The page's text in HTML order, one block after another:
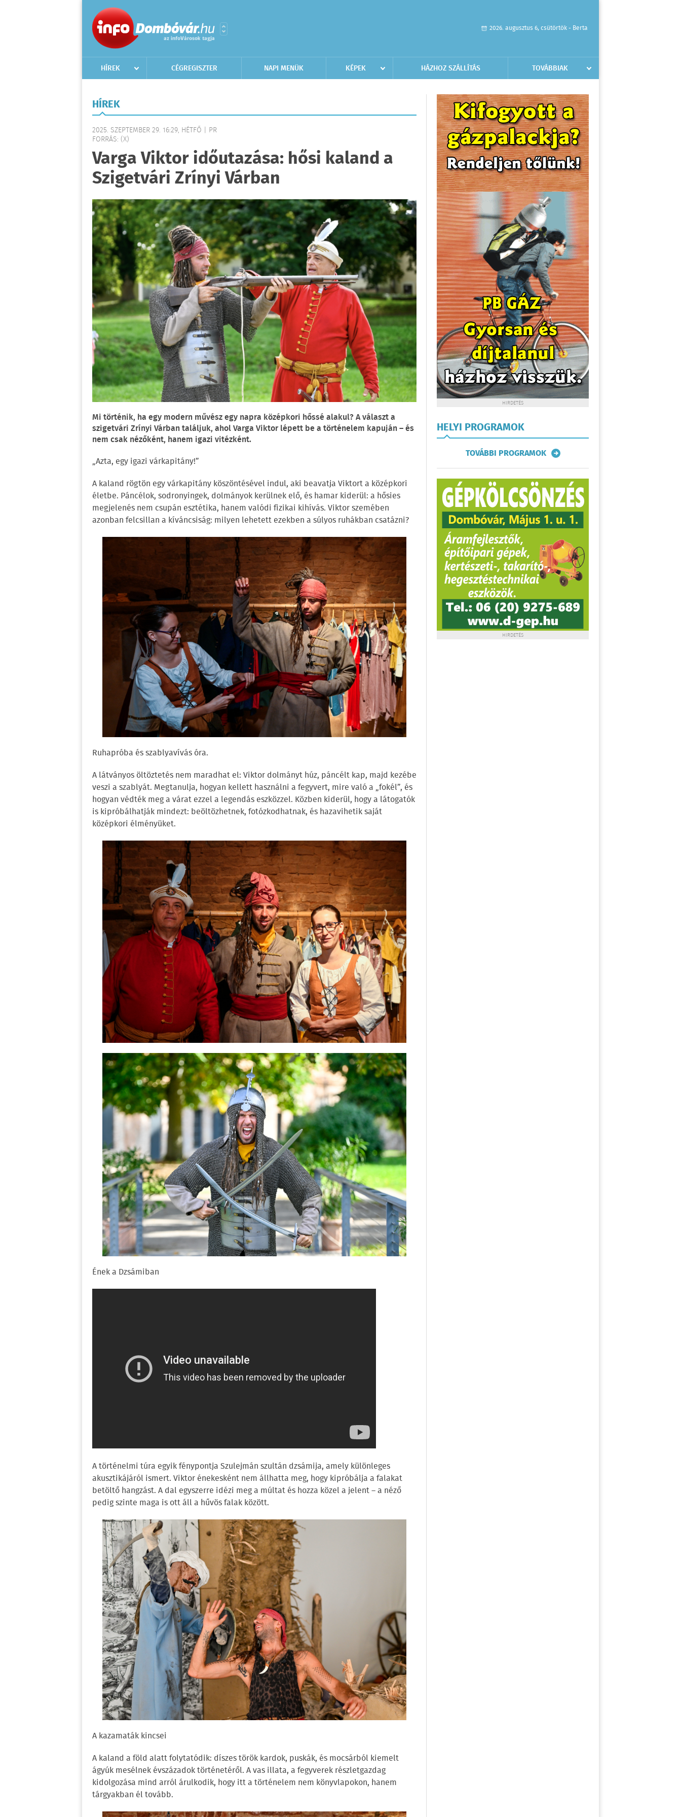
2026. augusztus 6, csütörtök - Berta
HÍREK CÉGREGISZTER NAPI MENÜK KÉPEK HÁZHOZ SZÁLLÍTÁS TOVÁBBIAK
HÍREK
2025. SZEPTEMBER 29. 16:29, HÉTFŐ | PR
FORRÁS: (X)
Varga Viktor időutazása: hősi kaland a
Szigetvári Zrínyi Várban
Mi történik, ha egy modern művész egy napra középkori hőssé alakul? A választ a
szigetvári Zrínyi Várban találjuk, ahol Varga Viktor lépett be a történelem kapuján – és
nem csak nézőként, hanem igazi vitézként.
„Azta, egy igazi várkapitány!”
A kaland rögtön egy várkapitány köszöntésével indul, aki beavatja Viktort a középkori
életbe. Páncélok, sodronyingek, dolmányok kerülnek elő, és hamar kiderül: a hősies
megjelenés nem csupán esztétika, hanem valódi fizikai kihívás. Viktor szemében
azonban felcsillan a kíváncsiság: milyen lehetett ezekben a súlyos ruhákban csatázni?
Ruhapróba és szablyavívás óra.
A látványos öltöztetés nem maradhat el: Viktor dolmányt húz, páncélt kap, majd kezébe
veszi a szablyát. Megtanulja, hogyan kellett használni a fegyvert, mire való a „fokél”, és
hogyan védték meg a várat ezzel a legendás eszközzel. Közben kiderül, hogy a látogatók
is kipróbálhatják mindezt: beöltözhetnek, fotózkodhatnak, és hazavihetik saját
középkori élményüket.
Ének a Dzsámiban
A történelmi túra egyik fénypontja Szulejmán szultán dzsámija, amely különleges
akusztikájáról ismert. Viktor énekesként nem állhatta meg, hogy kipróbálja a falakat
betöltő hangzást. A dal egyszerre idézi meg a múltat és hozza közel a jelent – a néző
pedig szinte maga is ott áll a hűvös falak között.
A kazamaták kincsei
A kaland a föld alatt folytatódik: díszes török kardok, puskák, és mocsárból kiemelt
ágyúk mesélnek évszázadok történetéről. A vas illata, a fegyverek részletgazdag
kidolgozása mind arról árulkodik, hogy itt a történelem nem könyvlapokon, hanem
tárgyakban él tovább.
HIRDETÉS
HELYI PROGRAMOK
TOVÁBBI PROGRAMOK
HIRDETÉS